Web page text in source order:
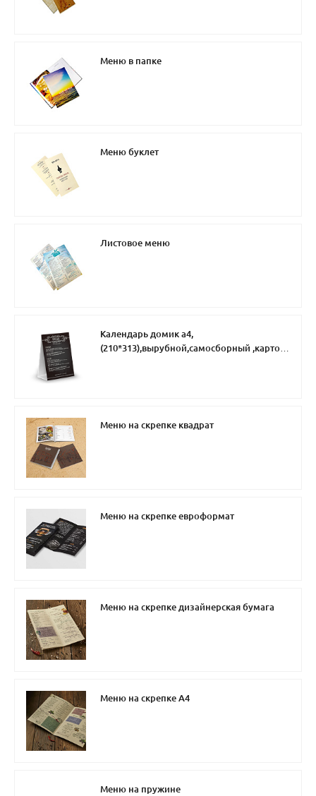
Меню в папке
Меню буклет
Листовое меню
Календарь домик а4,
(210*313),вырубной,самосборный ,картон
Меню на скрепке квадрат
Меню на скрепке евроформат
Меню на скрепке дизайнерская бумага
Меню на скрепке А4
Меню на пружине